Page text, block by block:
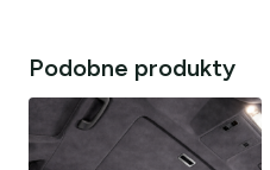
Podobne produkty